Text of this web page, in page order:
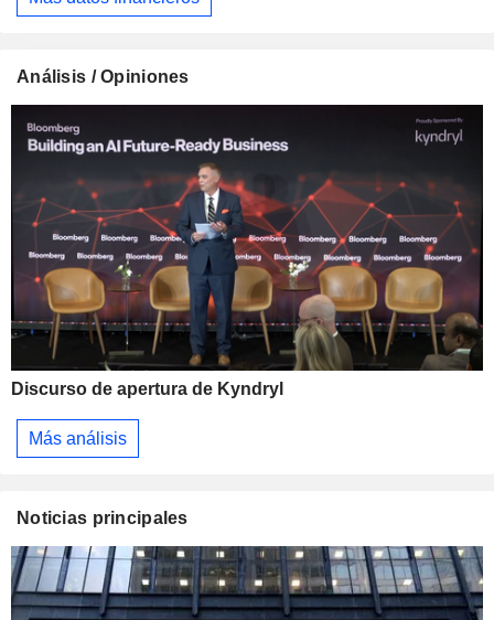
Análisis / Opiniones
Discurso de apertura de Kyndryl
Más análisis
Noticias principales